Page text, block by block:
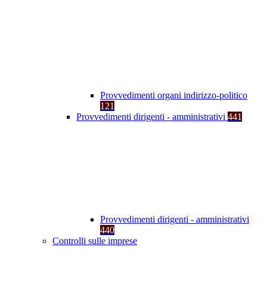
Provvedimenti organi indirizzo-politico
121
Provvedimenti dirigenti - amministrativi 441
Provvedimenti dirigenti - amministrativi
440
Controlli sulle imprese